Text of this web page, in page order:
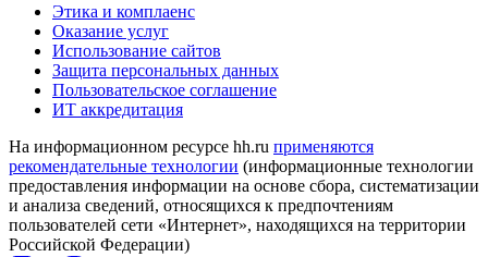
Этика и комплаенс
Оказание услуг
Использование сайтов
Защита персональных данных
Пользовательское соглашение
ИТ аккредитация
На информационном ресурсе hh.ru применяются
рекомендательные технологии (информационные технологии
предоставления информации на основе сбора, систематизации
и анализа сведений, относящихся к предпочтениям
пользователей сети «Интернет», находящихся на территории
Российской Федерации)